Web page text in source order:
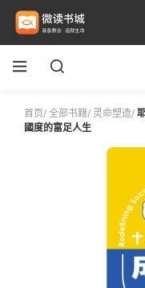
首页/ 全部书籍/ 灵命塑造/
國度的富足人生